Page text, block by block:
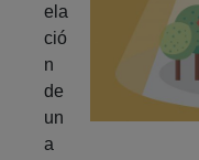
ela
ció
n
de
un
a